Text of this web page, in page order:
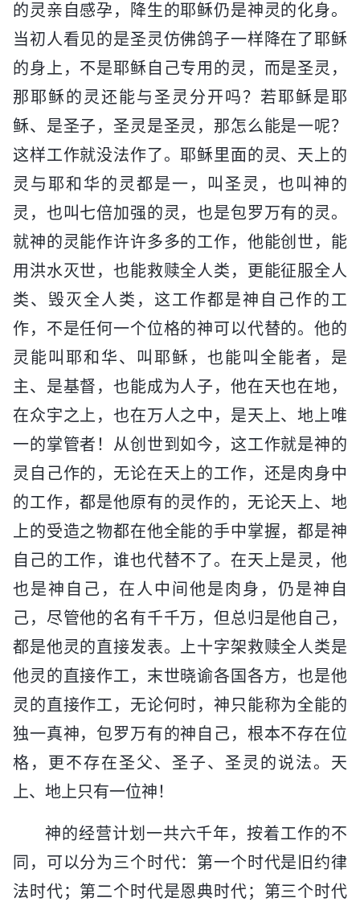
的灵亲自感孕，降生的耶稣仍是神灵的化身。
当初人看见的是圣灵仿佛鸽子一样降在了耶稣
的身上，不是耶稣自己专用的灵，而是圣灵，
那耶稣的灵还能与圣灵分开吗？若耶稣是耶
稣、是圣子，圣灵是圣灵，那怎么能是一呢？
这样工作就没法作了。耶稣里面的灵、天上的
灵与耶和华的灵都是一，叫圣灵，也叫神的
灵，也叫七倍加强的灵，也是包罗万有的灵。
就神的灵能作许许多多的工作，他能创世，能
用洪水灭世，也能救赎全人类，更能征服全人
类、毁灭全人类，这工作都是神自己作的工
作，不是任何一个位格的神可以代替的。他的
灵能叫耶和华、叫耶稣，也能叫全能者，是
主、是基督，也能成为人子，他在天也在地，
在众宇之上，也在万人之中，是天上、地上唯
一的掌管者！从创世到如今，这工作就是神的
灵自己作的，无论在天上的工作，还是肉身中
的工作，都是他原有的灵作的，无论天上、地
上的受造之物都在他全能的手中掌握，都是神
自己的工作，谁也代替不了。在天上是灵，他
也是神自己，在人中间他是肉身，仍是神自
己，尽管他的名有千千万，但总归是他自己，
都是他灵的直接发表。上十字架救赎全人类是
他灵的直接作工，末世晓谕各国各方，也是他
灵的直接作工，无论何时，神只能称为全能的
独一真神，包罗万有的神自己，根本不存在位
格，更不存在圣父、圣子、圣灵的说法。天
上、地上只有一位神！
神的经营计划一共六千年，按着工作的不
同，可以分为三个时代：第一个时代是旧约律
法时代；第二个时代是恩典时代；第三个时代